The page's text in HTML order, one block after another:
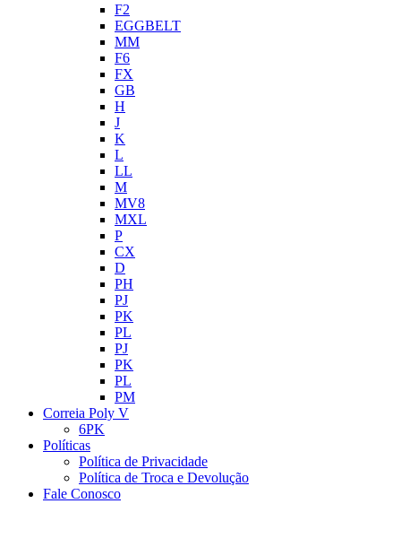
F2
EGGBELT
MM
F6
FX
GB
H
J
K
L
LL
M
MV8
MXL
P
CX
D
PH
PJ
PK
PL
PJ
PK
PL
PM
Correia Poly V
6PK
Políticas
Política de Privacidade
Política de Troca e Devolução
Fale Conosco